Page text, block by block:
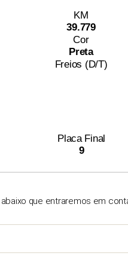
KM
39.779
Cor
Preta
Freios (D/T)
Placa Final
9
que entraremos em